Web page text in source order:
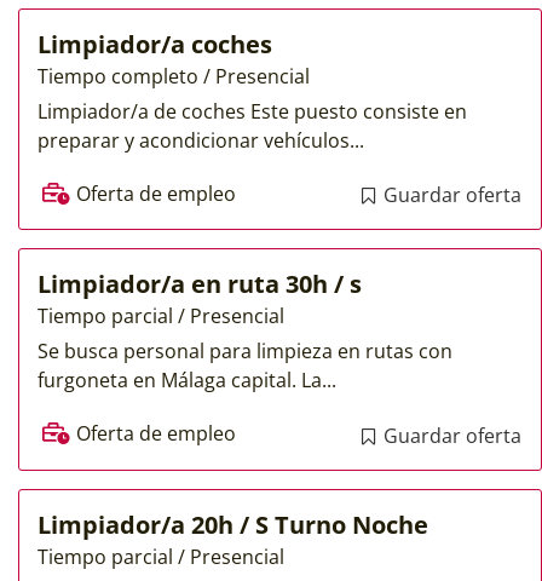
Limpiador/a coches
Tiempo completo / Presencial
Limpiador/a de coches Este puesto consiste en
preparar y acondicionar vehículos...
Oferta de empleo
Guardar oferta
Limpiador/a en ruta 30h / s
Tiempo parcial / Presencial
Se busca personal para limpieza en rutas con
furgoneta en Málaga capital. La...
Oferta de empleo
Guardar oferta
Limpiador/a 20h / S Turno Noche
Tiempo parcial / Presencial